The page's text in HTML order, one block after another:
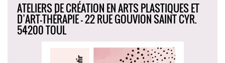
ATELIERS DE CRÉATION EN ARTS PLASTIQUES ET
D’ART-THÉRAPIE - 22 RUE GOUVION SAINT CYR.
54200 TOUL